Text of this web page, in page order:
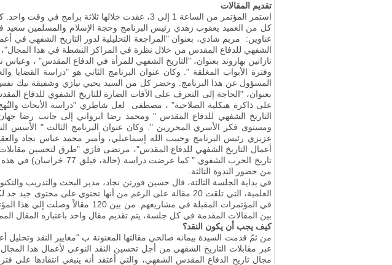
تقديم المقالات
استمر المؤتمر من الساعة 1 إلى 3، عقدت خلالها
كل من العميد يعقوب زهدي رئيس البرنامج وحجة الإسلام والمسلمين سعيد
عناوين: مريم شادي، بعنوان "المراجعة التحليلية لدور التاريخ الشفهي في
الشفهي للدفاع المقدس من خلال نظرة في المراكز النشطة في هذا
نازانين بهاروند بعنوان، "التاريخ الشفهي للمرأة في الدفاع المقدس" ،
وفترة الأبواب المغلقة ". وكان عنوان البرنامج الثاني هو "دراسة القضايا
المسؤول عن هذا البرنامج. وحضر كل من السيد يحيي نيازي وشفيقة نيك
بعنوان، "الحاجة إلى التعرف على الآفات الضارة للتاريخ الشفوي للدفاع
على ذاكرة هيكلية الصلاحية" ، مصطفى لعل شاطري "دراسة الأبحاث والنُهج
التاريخ الشفهي للدفاع المقدس " ومحمد رضا ايرواني إلى جانب رضا
ومستوى فكر الأسري المحررين ". وكان عنوان البرنامج الثالث " الأسس
عزيزي رئيس البرنامج وحبيب الله إسماعيلي، وأمير محمد عباس نجاد
أعمال التاريخ الشفهي للدفاع المقدس"، مرتضى قازي "طرق لتحسين
تاريخ الحرب الشفوي " كما عرضت دراسة (حالة، فيلق 77 خراسان) في هذه الجلسة
من حضور الندوة الثالثة
العلمية، التي تلقت 20 مقالة على الرغم من أنها تحتوي على
في المؤتمرات المقبلة في مشاريعهم. من بين 120 مقالاً وصلت إلي هذا المؤتمر، تم اختيار حوالي 15 مقالاً رئيسياً سيتم عرضها في ثلاث جلسات في نفس الوقت
بين المقالات المقدمة في كل جلسة، يتم تقديم مقال واحد باعتباره المقال
كيف يجب أن يكون النقد؟
من ثمّ قدمت السيدة بيمانه صالحي مقالتها المعنونة ب "معايير النقد
عبر مقابلات التاريخ الشفهي من أجل تحسين النقد النوعي لأعمال هذا المجال
مجال تاريخ الدفاع المقدس الشفهي، والتي أعتقد أنه ينبغي انتقادها